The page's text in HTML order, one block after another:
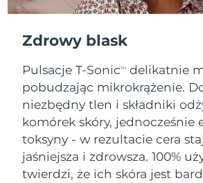
Zdrowy blask
Pulsacje T-SonicTM
delikatnie
pobudzając mikrokrążenie.
niezbędny tlen i składniki
komórek skóry, jednocześnie
toksyny - w rezultacie cera
jaśniejsza i zdrowsza. 100%
twierdzi, że ich skóra jest
Tajwan
Turcja
Zjednoczone Emiraty
Arabskie